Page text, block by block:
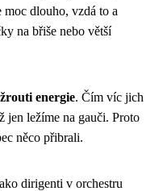
moc dlouho, vzdá to a
na břiše nebo větší
energie. Čím víc jich
jen ležíme na gauči. Proto
něco přibrali.
dirigenti v orchestru